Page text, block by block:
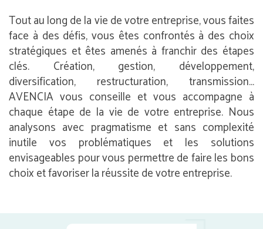
Tout au long de la vie de votre entreprise, vous faites
face à des défis, vous êtes confrontés à des choix
stratégiques et êtes amenés à franchir des étapes
clés. Création, gestion, développement,
diversification, restructuration, transmission…
AVENCIA vous conseille et vous accompagne à
chaque étape de la vie de votre entreprise. Nous
analysons avec pragmatisme et sans complexité
inutile vos problématiques et les solutions
envisageables pour vous permettre de faire les bons
choix et favoriser la réussite de votre entreprise.